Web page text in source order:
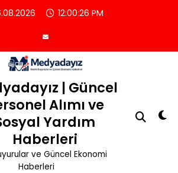
12:00:26 PM
| Güncel
Alımı ve
Yardım
Haberleri
ve Güncel Ekonomi
Haberleri